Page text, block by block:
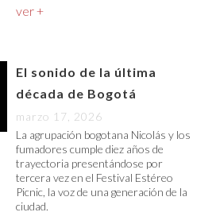
ver +
El sonido de la última
década de Bogotá
marzo 17, 2026
La agrupación bogotana Nicolás y los
fumadores cumple diez años de
trayectoria presentándose por
tercera vez en el Festival Estéreo
Picnic, la voz de una generación de la
ciudad.